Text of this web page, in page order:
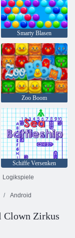
Smarty Blasen
Zoo Boom
Schiffe Versenken
Logikspiele
Android
Clown Zirkus